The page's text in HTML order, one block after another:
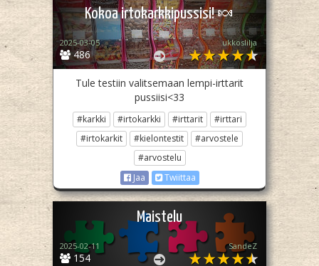
Kokoa irtokarkkipussisi! 🍬
486
2025-03-05 ukkoslilja
Tule testiin valitsemaan lempi-irttarit
pussiisi<33
#karkki #irtokarkki #irttarit
#irttari
#irtokarkit
#kielontestit
#arvostele
#arvostelu
Jaa
Twiittaa
Maistelu
154
2025-02-11 SandeZ